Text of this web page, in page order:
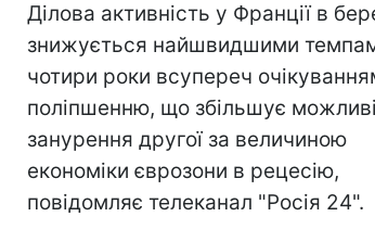
Ділова активність у Франції в
знижується найшвидшими
чотири роки всупереч
поліпшенню, що збільшує
занурення другої за величиною
економіки єврозони в рецесію,
повідомляє телеканал "Росія 24".